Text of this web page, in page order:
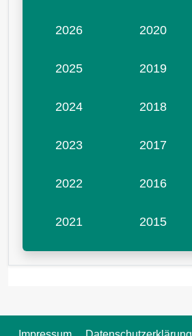
2026
2025
2024
2023
2022
2021
2020
2019
2018
2017
2016
2015